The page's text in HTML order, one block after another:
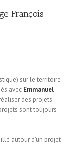
François
sur le territoire
avec Emmanuel
des projets
sont toujours
autour d’un projet